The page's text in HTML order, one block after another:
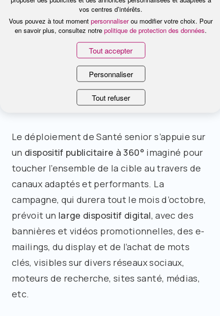
réseau de professionnels de santé qui
proposent des prestations de qualité à des
tarifs maîtrisés, un soutien aux aidants
familiaux et l’assistance santé.
La télévision segmentée au cœur
d’un mix media innovant
Le déploiement de Santé senior s’appuie sur
un dispositif publicitaire à 360° imaginé pour
toucher l’ensemble de la cible au travers de
canaux adaptés et performants. La
campagne, qui durera tout le mois d’octobre,
prévoit un large dispositif digital, avec des
bannières et vidéos promotionnelles, des e-
mailings, du display et de l’achat de mots
clés, visibles sur divers réseaux sociaux,
moteurs de recherche, sites santé, médias,
etc.
vos centres d’intérêts.
Vous pouvez à tout moment personnaliserou modifier votre choix. Pour
en savoir plus, consultez notre politique de protection des données.
Tout accepter
Personnaliser
Tout refuser